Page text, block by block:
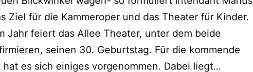
Ziel für die Kammeroper und das Theater für Kinder.
Jahr feiert das Allee Theater, unter dem beide
seinen 30. Geburtstag. Für die kommende
hat es sich einiges vorgenommen. Dabei liegt…